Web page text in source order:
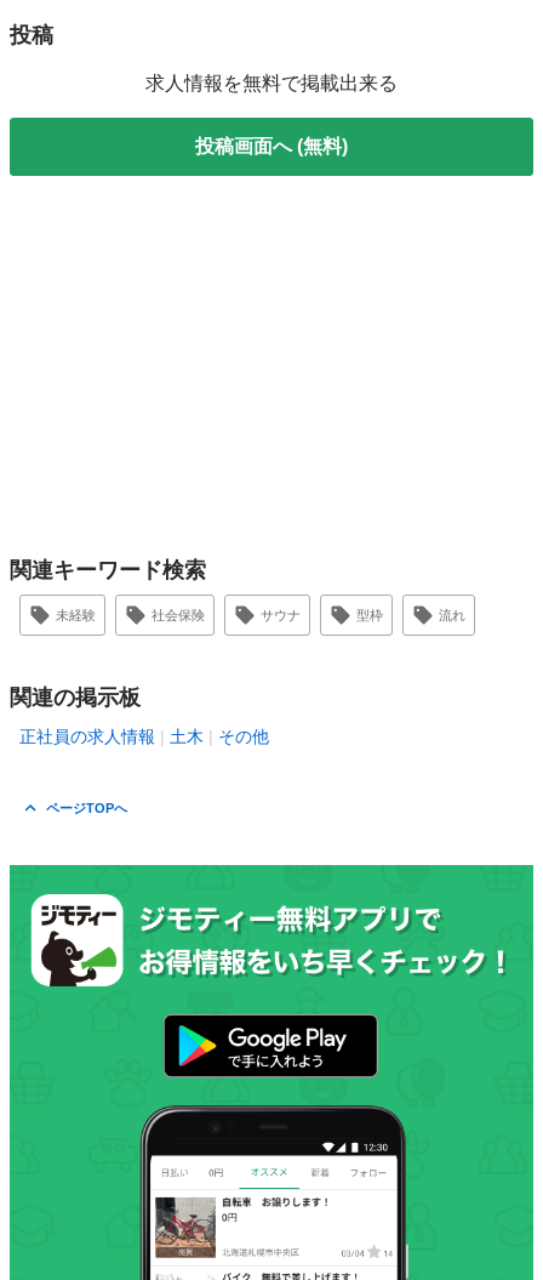
投稿
求人情報を無料で掲載出来る
投稿画面へ (無料)
関連キーワード検索
未経験 社会保険 サウナ 型枠 流れ
関連の掲示板
正社員の求人情報 土木 その他
ページTOPへ